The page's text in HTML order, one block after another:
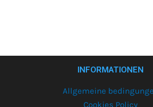
INFORMATIONEN
Allgemeine
Cookies Policy